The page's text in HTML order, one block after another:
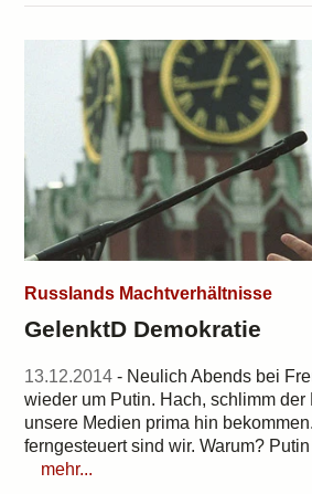
Russlands Machtverhältnisse
GelenktD Demokratie
13.12.2014 - Neulich Abends bei
wieder um Putin. Hach, schlimm der
unsere Medien prima hin
ferngesteuert sind wir. Warum?
mehr...